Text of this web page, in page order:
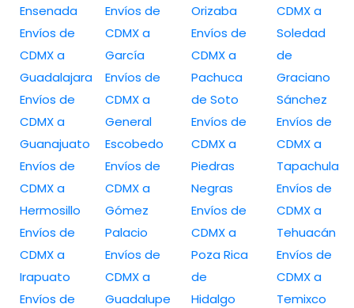
Ensenada
Envíos de
CDMX a
Guadalajara
Envíos de
CDMX a
Guanajuato
Envíos de
CDMX a
Hermosillo
Envíos de
CDMX a
Irapuato
Envíos de
Envíos de
CDMX a
García
Envíos de
CDMX a
General
Escobedo
Envíos de
CDMX a
Gómez
Palacio
Envíos de
CDMX a
Guadalupe
Orizaba
Envíos de
CDMX a
Pachuca
de Soto
Envíos de
CDMX a
Piedras
Negras
Envíos de
CDMX a
Poza Rica
de
Hidalgo
CDMX a
Soledad
de
Graciano
Sánchez
Envíos de
CDMX a
Tapachula
Envíos de
CDMX a
Tehuacán
Envíos de
CDMX a
Temixco